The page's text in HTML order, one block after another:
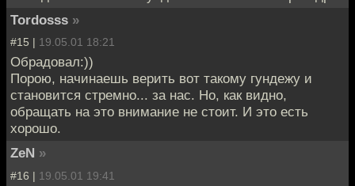
Tordosss »
#15 | 19.05.01 18:21
Обрадовал:))
Порою, начинаешь верить вот такому гундежу и
становится стремно... за нас. Но, как видно,
обращать на это внимание не стоит. И это есть
хорошо.
ZeN »
#16 | 19.05.01 19:41